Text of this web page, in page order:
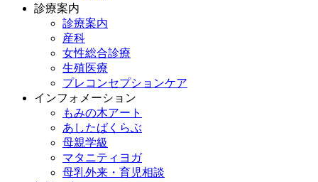
診療案内
診療案内
産科
女性総合診療
生殖医療
プレコンセプションケア
インフォメーション
もみの木アート
あしたばくらぶ
母親学級
マタニティヨガ
母乳外来・育児相談